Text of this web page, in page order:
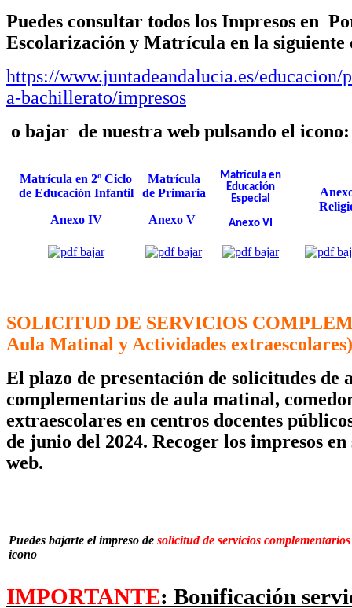
Puedes consultar todos los Impresos en
Escolarización y Matrícula en la siguiente
https://www.juntadeandalucia.es/
a-bachillerato/impresos
o bajar de nuestra web pulsando el icono:
Matrícula en 2º Ciclo
de Educación Infantil
Anexo IV
Matrícula
de Primaria
Anexo V
Matrícula en
Educación
Especial
Anexo VI
SOLICITUD DE SERVICIOS
Aula Matinal y Actividades extraescolares)
El plazo de presentación de solicitudes de
complementarios de aula matinal,
extraescolares en centros docentes
de junio del 2024. Recoger los impresos
web.
Puedes bajarte el impreso de solicitud de servicios complementarios
icono
IMPORTANTE: Bonificación